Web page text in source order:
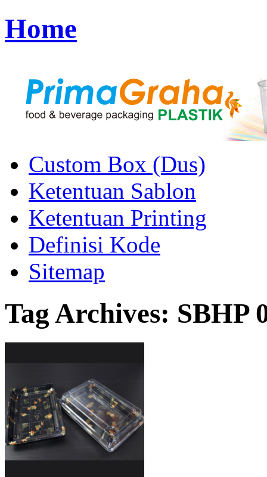
Home
Custom Box (Dus)
Ketentuan Sablon
Ketentuan Printing
Definisi Kode
Sitemap
Tag Archives: SBHP